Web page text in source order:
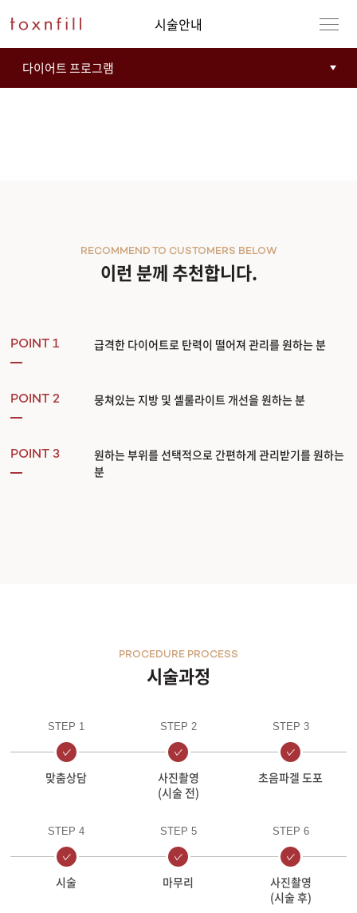
시술안내
이런 분께 추천합니다.
RECOMMEND TO CUSTOMERS BELOW
POINT 1 급격한 다이어트로 탄력이 떨어져 관리를 원하는 분
POINT 2 뭉쳐있는 지방 및 셀룰라이트 개선을 원하는 분
POINT 3
원하는 부위를 선택적으로 간편하게 관리받기를 원하는
분
시술과정
PROCEDURE PROCESS
STEP 1
맞춤상담
STEP 2
사진촬영
(시술 전)
STEP 3
초음파겔 도포
STEP 4
시술
STEP 5
마무리
STEP 6
사진촬영
(시술 후)